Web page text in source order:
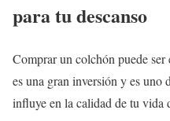
para tu descanso
Comprar un colchón puede ser
es una gran inversión y es uno
influye en la calidad de tu vida